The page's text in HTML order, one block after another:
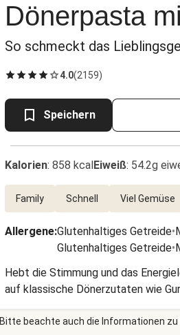
Dönerpasta
So schmeckt das
4.0(2159)
Speichern
Kalorien: 858 kcalEiweiß: 54.2g
Family Schnell Viel Gemüse
Allergene:Glutenhaltiges Getreide•
Glutenhaltiges Getreide•
Hebt die Stimmung und das
auf klassische Dönerzutaten wie
Bitte beachte auch die Informationen